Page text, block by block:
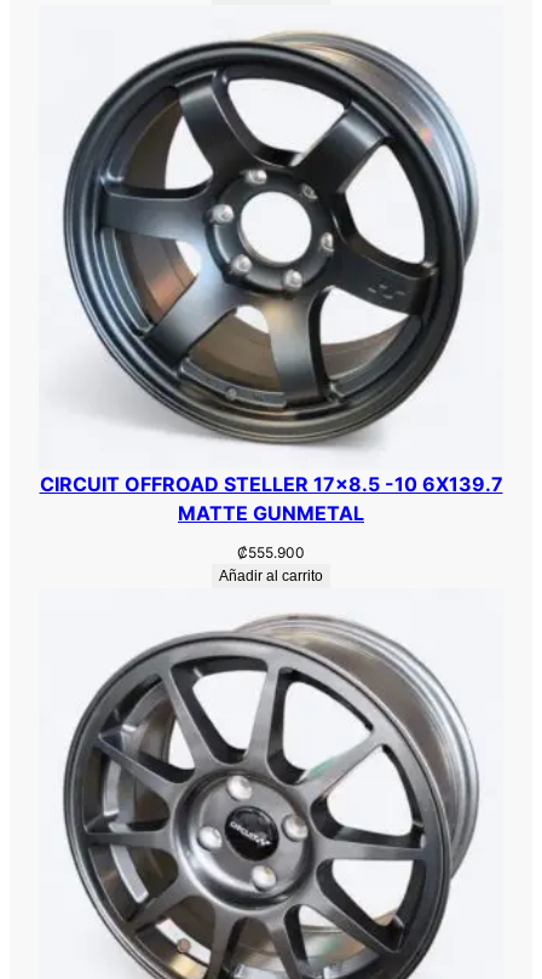
CIRCUIT OFFROAD STELLER 17×8.5 -10 6X139.7
MATTE GUNMETAL
₡555.900
Añadir al carrito